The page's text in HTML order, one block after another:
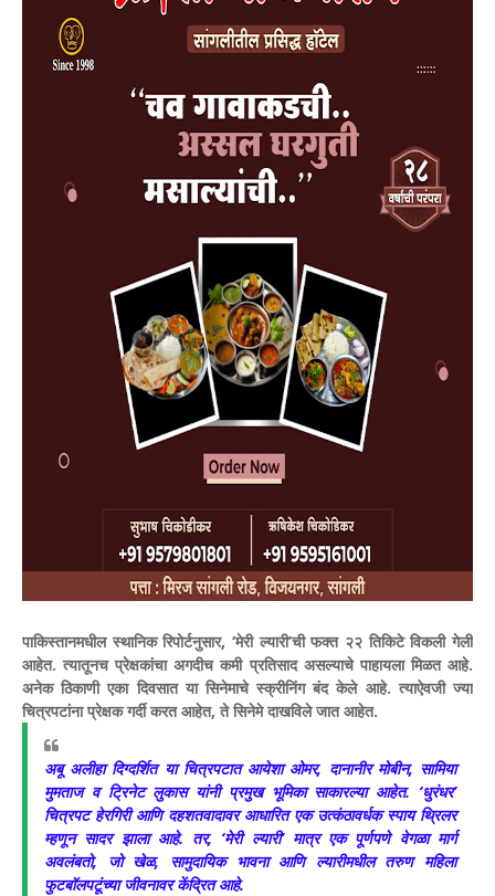
पाकिस्तानमधील स्थानिक रिपोर्टनुसार, ‘मेरी ल्यारी’ची फक्त २२ तिकिटे विकली गेली
आहेत. त्यातूनच प्रेक्षकांचा अगदीच कमी प्रतिसाद असल्याचे पाहायला मिळत आहे.
अनेक ठिकाणी एका दिवसात या सिनेमाचे स्क्रीनिंग बंद केले आहे. त्याऐवजी ज्या
चित्रपटांना प्रेक्षक गर्दी करत आहेत, ते सिनेमे दाखविले जात आहेत.
अबू अलीहा दिग्दर्शित या चित्रपटात आयेशा ओमर, दानानीर मोबीन, सामिया
मुमताज व ट्रिनेट लुकास यांनी प्रमुख भूमिका साकारल्या आहेत. ‘धुरंधर’
चित्रपट हेरगिरी आणि दहशतवादावर आधारित एक उत्कंठावर्धक स्पाय थ्रिलर
म्हणून सादर झाला आहे. तर, ‘मेरी ल्यारी’ मात्र एक पूर्णपणे वेगळा मार्ग
अवलंबतो, जो खेळ, सामुदायिक भावना आणि ल्यारीमधील तरुण महिला
फुटबॉलपटूंच्या जीवनावर केंद्रित आहे.